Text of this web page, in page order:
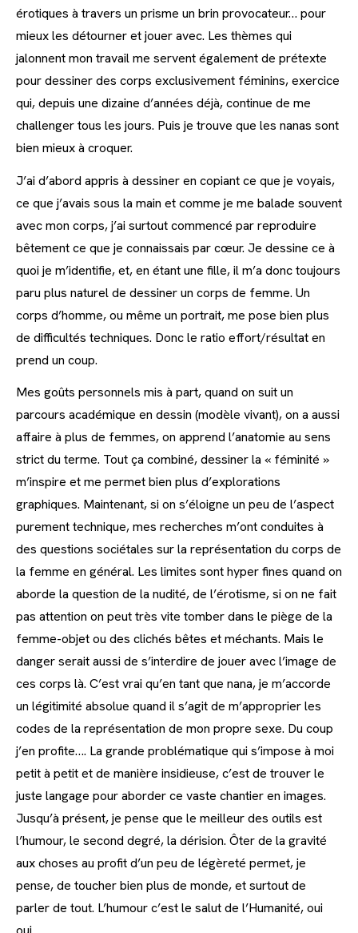
érotiques à travers un prisme un brin provocateur… pour
mieux les détourner et jouer avec. Les thèmes qui
jalonnent mon travail me servent également de prétexte
pour dessiner des corps exclusivement féminins, exercice
qui, depuis une dizaine d’années déjà, continue de me
challenger tous les jours. Puis je trouve que les nanas sont
bien mieux à croquer.
J’ai d’abord appris à dessiner en copiant ce que je voyais,
ce que j’avais sous la main et comme je me balade souvent
avec mon corps, j’ai surtout commencé par reproduire
bêtement ce que je connaissais par cœur. Je dessine ce à
quoi je m’identifie, et, en étant une fille, il m’a donc toujours
paru plus naturel de dessiner un corps de femme. Un
corps d’homme, ou même un portrait, me pose bien plus
de difficultés techniques. Donc le ratio effort/résultat en
prend un coup.
Mes goûts personnels mis à part, quand on suit un
parcours académique en dessin (modèle vivant), on a aussi
affaire à plus de femmes, on apprend l’anatomie au sens
strict du terme. Tout ça combiné, dessiner la « féminité »
m’inspire et me permet bien plus d’explorations
graphiques. Maintenant, si on s’éloigne un peu de l’aspect
purement technique, mes recherches m’ont conduites à
des questions sociétales sur la représentation du corps de
la femme en général. Les limites sont hyper fines quand on
aborde la question de la nudité, de l’érotisme, si on ne fait
pas attention on peut très vite tomber dans le piège de la
femme-objet ou des clichés bêtes et méchants. Mais le
danger serait aussi de s’interdire de jouer avec l’image de
ces corps là. C’est vrai qu’en tant que nana, je m’accorde
un légitimité absolue quand il s’agit de m’approprier les
codes de la représentation de mon propre sexe. Du coup
j’en profite…. La grande problématique qui s’impose à moi
petit à petit et de manière insidieuse, c’est de trouver le
juste langage pour aborder ce vaste chantier en images.
Jusqu’à présent, je pense que le meilleur des outils est
l’humour, le second degré, la dérision. Ôter de la gravité
aux choses au profit d’un peu de légèreté permet, je
pense, de toucher bien plus de monde, et surtout de
parler de tout. L’humour c’est le salut de l’Humanité, oui